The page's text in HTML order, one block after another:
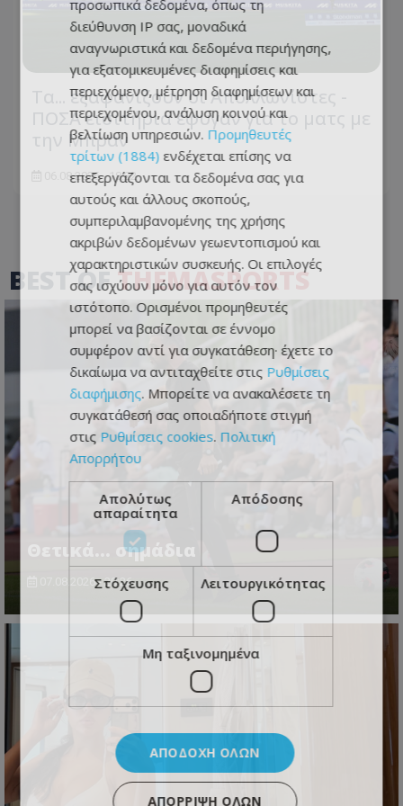
Τα... εξαφανίζουν οι Απολλωνίστες -
ΠΟΣΑ εισιτήρια έφυγαν για το ματς με
την Μπραν
06.08.2026 - 18:22
BEST OFTHEMASPORTS
Θετικά... σημάδια
07.08.2026 - 20:26
προσωπικά δεδομένα, όπως τη
διεύθυνση IP σας, μοναδικά
αναγνωριστικά και δεδομένα περιήγησης,
για εξατομικευμένες διαφημίσεις και
περιεχόμενο, μέτρηση διαφημίσεων και
περιεχομένου, ανάλυση κοινού και
βελτίωση υπηρεσιών. Προμηθευτές
τρίτων (1884) ενδέχεται επίσης να
επεξεργάζονται τα δεδομένα σας για
αυτούς και άλλους σκοπούς,
συμπεριλαμβανομένης της χρήσης
ακριβών δεδομένων γεωεντοπισμού και
χαρακτηριστικών συσκευής. Οι επιλογές
σας ισχύουν μόνο για αυτόν τον
ιστότοπο. Ορισμένοι προμηθευτές
μπορεί να βασίζονται σε έννομο
συμφέρον αντί για συγκατάθεση· έχετε το
δικαίωμα να αντιταχθείτε στις Ρυθμίσεις
διαφήμισης. Μπορείτε να ανακαλέσετε τη
συγκατάθεσή σας οποιαδήποτε στιγμή
στις Ρυθμίσεις cookies. Πολιτική
Απορρήτου
Απολύτως
απαραίτητα
Απόδοσης
Στόχευσης Λειτουργικότητας
Μη ταξινομημένα
ΑΠΟΔΟΧΉ ΌΛΩΝ
ΑΠΌΡΡΙΨΗ ΌΛΩΝ